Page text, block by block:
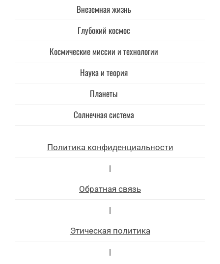
Внеземная жизнь
Глубокий космос
Космические миссии и технологии
Наука и теория
Планеты
Солнечная система
Политика конфиденциальности
|
Обратная связь
|
Этическая политика
|